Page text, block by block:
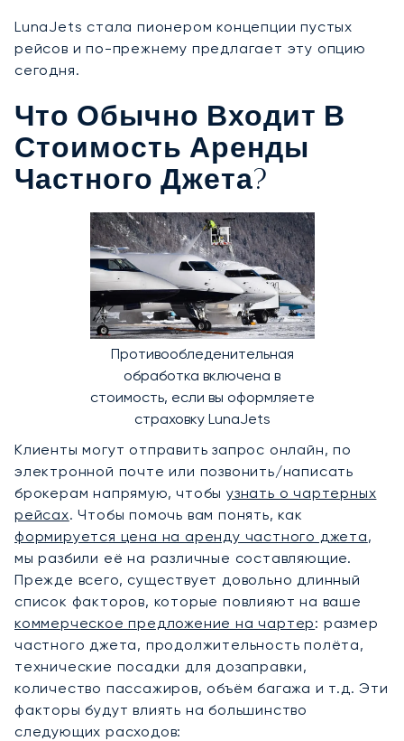
LunaJets стала пионером концепции пустых
рейсов и по-прежнему предлагает эту опцию
сегодня.
Что Обычно Входит В
Стоимость Аренды
Частного Джета?
Противообледенительная
обработка включена в
стоимость, если вы оформляете
страховку LunaJets
Клиенты могут отправить запрос онлайн, по
электронной почте или позвонить/написать
брокерам напрямую, чтобыузнать о чартерных
рейсах. Чтобы помочь вам понять, как
формируется цена на аренду частного джета,
мы разбили её на различные составляющие.
Прежде всего, существует довольно длинный
список факторов, которые повлияют на ваше
коммерческое предложение на чартер: размер
частного джета, продолжительность полёта,
технические посадки для дозаправки,
количество пассажиров, объём багажа и т.д. Эти
факторы будут влиять на большинство
следующих расходов: